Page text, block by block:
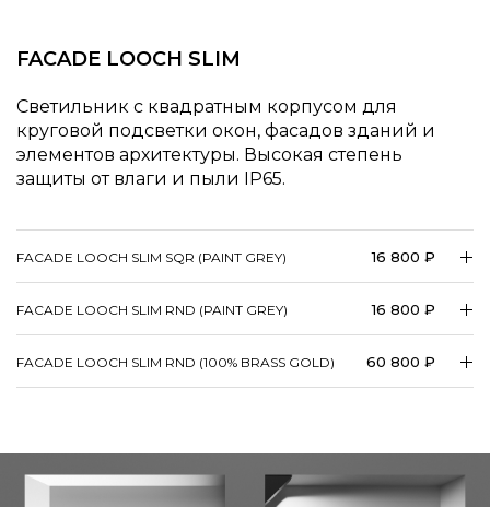
FACADE LOOCH SLIM
Светильник с квадратным корпусом для
круговой подсветки окон, фасадов зданий и
элементов архитектуры. Высокая степень
защиты от влаги и пыли IP65.
FACADE LOOCH SLIM SQR (PAINT GREY) 16 800 ₽
FACADE LOOCH SLIM RND (PAINT GREY) 16 800 ₽
FACADE LOOCH SLIM RND (100% BRASS GOLD) 60 800 ₽